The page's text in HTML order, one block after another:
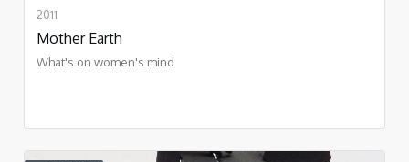
2011
Mother Earth
What's on women's mind